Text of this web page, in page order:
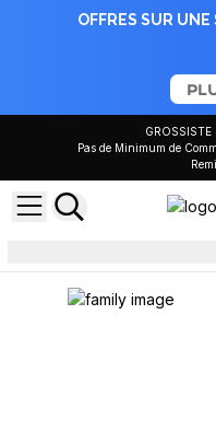
OFFRES SUR
GROSSISTE
Pas de Minimum de